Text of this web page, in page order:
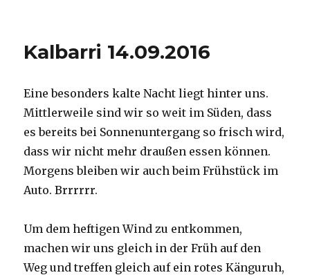
Kalbarri 14.09.2016
Eine besonders kalte Nacht liegt hinter uns.
Mittlerweile sind wir so weit im Süden, dass
es bereits bei Sonnenuntergang so frisch wird,
dass wir nicht mehr draußen essen können.
Morgens bleiben wir auch beim Frühstück im
Auto. Brrrrrr.
Um dem heftigen Wind zu entkommen,
machen wir uns gleich in der Früh auf den
Weg und treffen gleich auf ein rotes Känguruh,